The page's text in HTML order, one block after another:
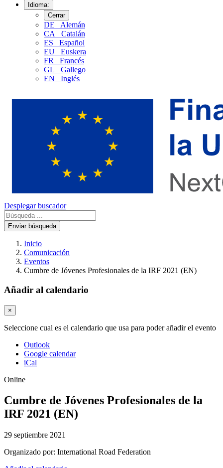
Idioma:
Cerrar
DE
Alemán
CA
Catalán
ES
Español
EU
Euskera
FR
Francés
GL
Gallego
EN
Inglés
Desplegar buscador
Enviar búsqueda
Inicio
Comunicación
Eventos
Cumbre de Jóvenes Profesionales de la IRF 2021 (EN)
Añadir al calendario
×
Seleccione cual es el calendario que usa para poder añadir el evento
Outlook
Google calendar
iCal
Online
Cumbre de Jóvenes Profesionales de la
IRF 2021 (EN)
29 septiembre 2021
Organizado por: International Road Federation